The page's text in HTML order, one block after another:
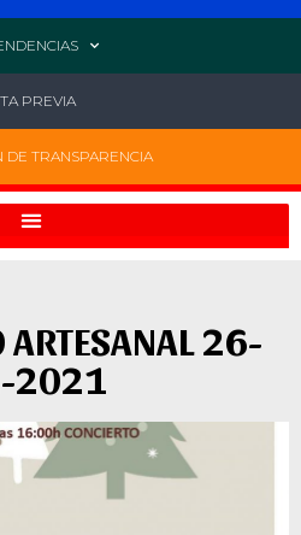
PREVIA
DE TRANSPARENCIA
ARTESANAL 26-
2021